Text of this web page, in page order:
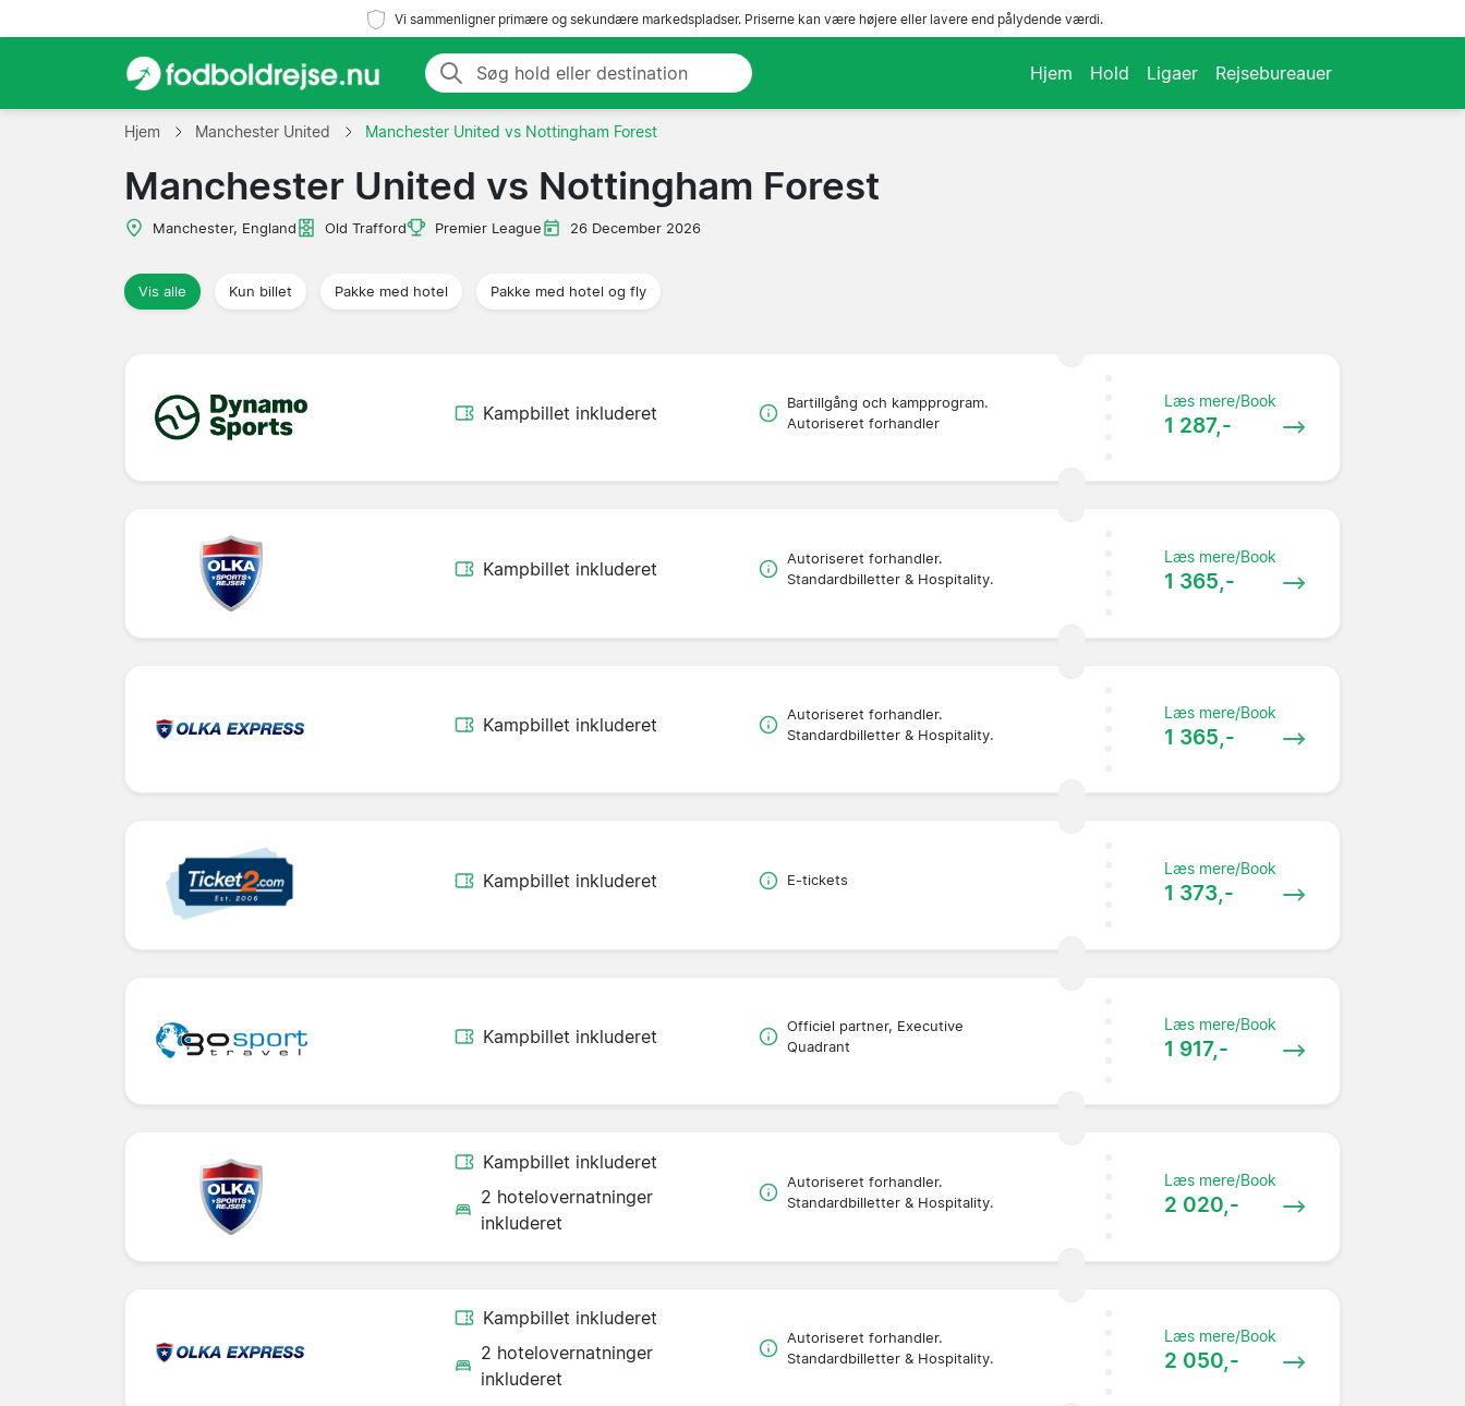
Vi sammenligner primære og sekundære markedspladser. Priserne kan være højere eller lavere end pålydende værdi.
Hjem Hold Ligaer Rejsebureauer
Hjem Manchester United Manchester United vs Nottingham Forest
Manchester United vs Nottingham Forest
Manchester, England Old Trafford Premier League 26 December 2026
Vis alle Kun billet Pakke med hotel Pakke med hotel og fly
Kampbillet inkluderet
Bartillgång och kampprogram.
Autoriseret forhandler
Læs mere/Book
1 287,-
Kampbillet inkluderet
Autoriseret forhandler.
Standardbilletter & Hospitality.
Læs mere/Book
1 365,-
Kampbillet inkluderet
Autoriseret forhandler.
Standardbilletter & Hospitality.
Læs mere/Book
1 365,-
Kampbillet inkluderet E-tickets
Læs mere/Book
1 373,-
Kampbillet inkluderet
Officiel partner, Executive
Quadrant
Læs mere/Book
1 917,-
Kampbillet inkluderet
2 hotelovernatninger
inkluderet
Autoriseret forhandler.
Standardbilletter & Hospitality.
Læs mere/Book
2 020,-
Kampbillet inkluderet
2 hotelovernatninger
inkluderet
Autoriseret forhandler.
Standardbilletter & Hospitality.
Læs mere/Book
2 050,-